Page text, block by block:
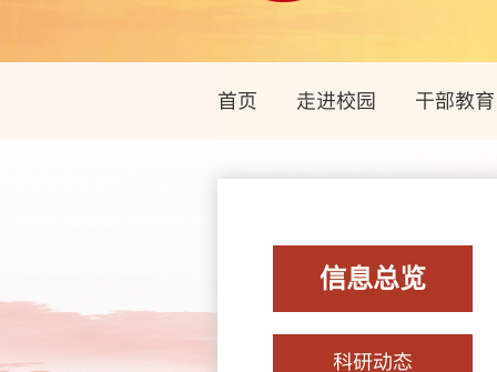
首页 走进校园 干部教育
信息总览
科研动态